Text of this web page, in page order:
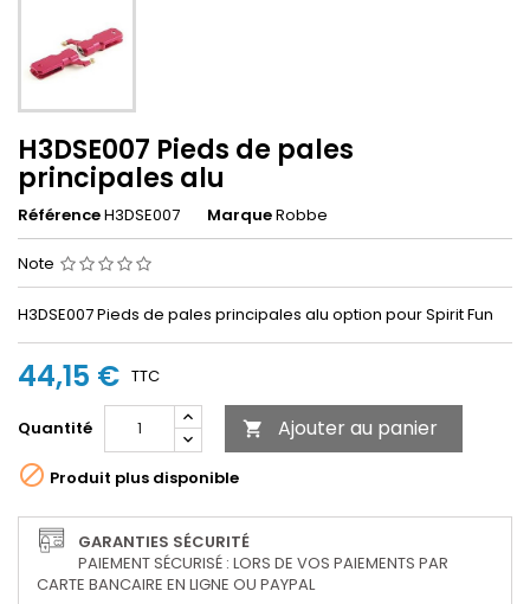
H3DSE007 Pieds de pales
principales alu
RéférenceH3DSE007 MarqueRobbe
Note
H3DSE007 Pieds de pales principales alu option pour Spirit Fun
44,15 € TTC
Quantité  Ajouter au panier
 Produit plus disponible
GARANTIES SÉCURITÉ
PAIEMENT SÉCURISÉ : LORS DE VOS PAIEMENTS PAR
CARTE BANCAIRE EN LIGNE OU PAYPAL